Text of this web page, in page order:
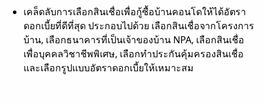
เคล็ดลับการเลือกสินเชื่อเพื่อกู้ซื้อบ้านคอนโดให้ได้อัตรา
ดอกเบี้ยที่ดีที่สุด ประกอบไปด้วย เลือกสินเชื่อจากโครงการ
บ้าน, เลือกธนาคารที่เป็นเจ้าของบ้าน NPA, เลือกสินเชื่อ
เพื่อบุคคลวิชาชีพพิเศษ, เลือกทำประกันคุ้มครองสินเชื่อ
และเลือกรูปแบบอัตราดอกเบี้ยให้เหมาะสม